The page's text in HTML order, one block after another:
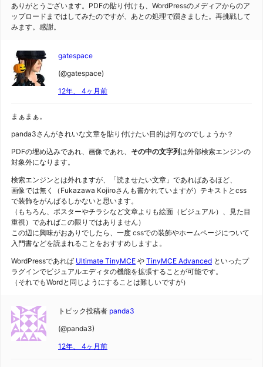
ありがとうございます。PDFの貼り付けも、WordPressのメディアからのア
ップロードまではしてみたのですが、あとの処理で躓きました。再挑戦して
みます。感謝。
gatespace
(@gatespace)
12年、 4ヶ月前
まぁまぁ。
panda3さんがきれいな文章を貼り付けたい目的は何なのでしょうか？
PDFの埋め込みであれ、画像であれ、 その中の文字列は外部検索エンジンの
対象外になります。
検索エンジンとは外れますが、「読ませたい文章」であればあるほど、
画像では無く（Fukazawa Kojiroさんも書かれていますが）テキストとcss
で装飾をがんばるしかないと思います。
（もちろん、ポスターやチラシなど文章よりも絵面（ビジュアル）、見た目
重視）であればこの限りではありません）
この辺に興味がおありでしたら、一度 cssでの装飾やホームページについて
入門書などを読まれることをおすすめしますよ。
WordPressであれば Ultimate TinyMCE や TinyMCE Advanced といったプ
ラグインでビジュアルエディタの機能を拡張することが可能です。
（それでもWordと同じようにすることは難しいですが）
トピック投稿者 panda3
(@panda3)
12年、 4ヶ月前